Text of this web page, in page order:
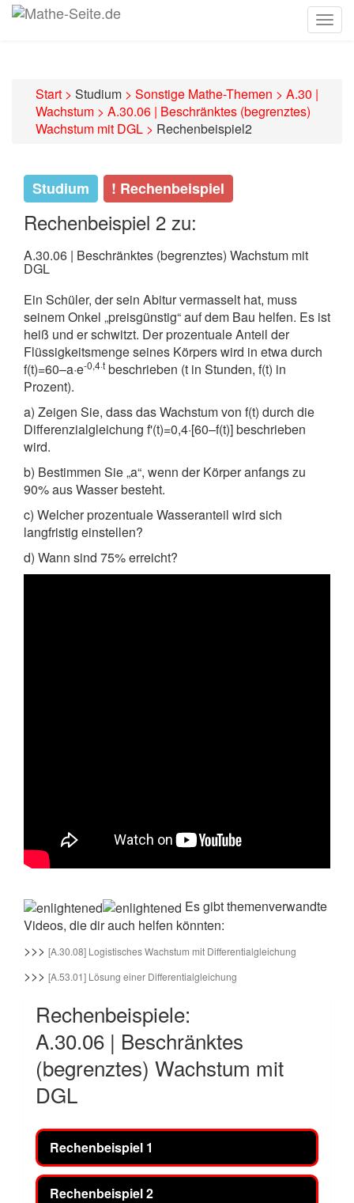
Start > Studium > Sonstige Mathe-Themen > A.30 |
Wachstum > A.30.06 | Beschränktes (begrenztes)
Wachstum mit DGL > Rechenbeispiel2
Studium ! Rechenbeispiel
Rechenbeispiel 2 zu:
A.30.06 | Beschränktes (begrenztes) Wachstum mit
DGL
Ein Schüler, der sein Abitur vermasselt hat, muss
seinem Onkel „preisgünstig“ auf dem Bau helfen. Es ist
heiß und er schwitzt. Der prozentuale Anteil der
Flüssigkeitsmenge seines Körpers wird in etwa durch
f(t)=60–a·e-0,4·t beschrieben (t in Stunden, f(t) in
Prozent).
a) Zeigen Sie, dass das Wachstum von f(t) durch die
Differenzialgleichung f'(t)=0,4·[60–f(t)] beschrieben
wird.
b) Bestimmen Sie „a“, wenn der Körper anfangs zu
90% aus Wasser besteht.
c) Welcher prozentuale Wasseranteil wird sich
langfristig einstellen?
d) Wann sind 75% erreicht?
Es gibt themenverwandte
Videos, die dir auch helfen könnten:
>>> [A.30.08] Logistisches Wachstum mit Differentialgleichung
>>> [A.53.01] Lösung einer Differentialgleichung
Rechenbeispiele:
A.30.06 | Beschränktes
(begrenztes) Wachstum mit
DGL
Rechenbeispiel 1
Rechenbeispiel 2